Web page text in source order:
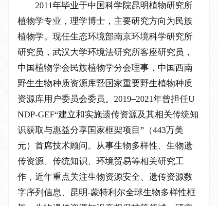
2011年毕业于中国科学院昆明植物研究所
植物学专业，理学博士，主要研究方向为民族
植物学。现任生态环境部南京环境科学研究所
研究员，武汉大学环境法研究所客座研究员，
中国植物学会民族植物学分会理事，中国西南
野生生物种质资源库暨国家重要野生植物种质
资源库用户委员会委员。 2019–2021年曾担任U
NDP-GEF“建立和实施遗传资源及其相关传统知
识获取与惠益分享国家框架项目”（443万美
元）首席技术顾问。从事生物多样性、生物遗
传资源、传统知识、环境贸易等相关研究工
作，近年重点关注生物资源安全、遗传资源数
字序列信息、昆明-蒙特利尔全球生物多样性框